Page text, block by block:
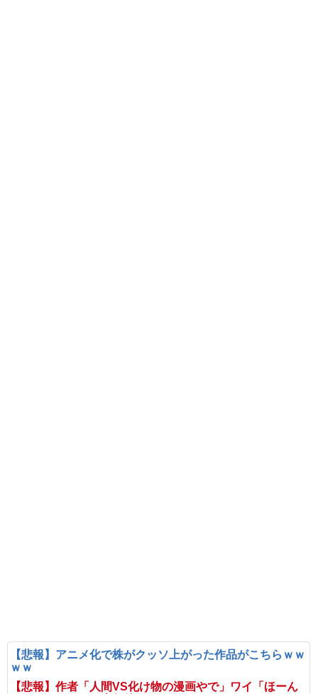
【悲報】アニメ化で株がクッソ上がった作品がこちらｗｗ
ｗｗ
【悲報】作者「人間VS化け物の漫画やで」ワイ「ほーん